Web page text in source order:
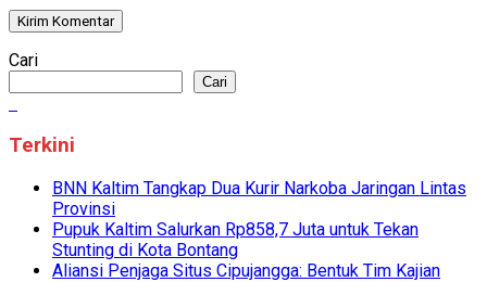
Cari
Cari
Terkini
BNN Kaltim Tangkap Dua Kurir Narkoba Jaringan Lintas
Provinsi
Pupuk Kaltim Salurkan Rp858,7 Juta untuk Tekan
Stunting di Kota Bontang
Aliansi Penjaga Situs Cipujangga: Bentuk Tim Kajian